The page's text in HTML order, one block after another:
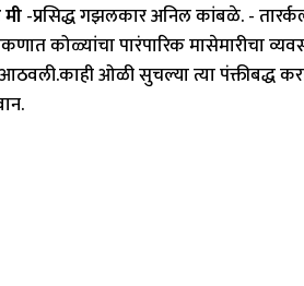
-प्रसिद्ध गझलकार अनिल कांबळे. -
कोळ्यांचा पारंपारिक मासेमारीचा
ओळी सुचल्या त्या पंक्तीबद्ध